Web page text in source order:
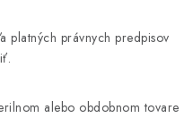
platných právnych predpisov
alebo obdobnom tovare